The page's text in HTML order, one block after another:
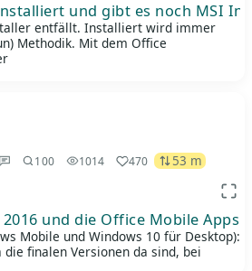
und gibt es noch MSI
entfällt. Installiert wird immer
Methodik. Mit dem Office
100 1014 470 53 m
und die Office Mobile Apps
Mobile und Windows 10 für Desktop):
finalen Versionen da sind, bei